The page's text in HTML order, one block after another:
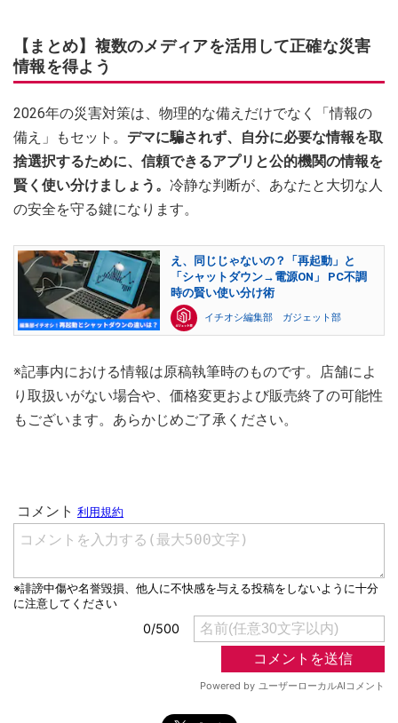
【まとめ】複数のメディアを活用して正確な災害
情報を得よう
2026年の災害対策は、物理的な備えだけでなく「情報の
備え」もセット。 デマに騙されず、自分に必要な情報を取
捨選択するために、信頼できるアプリと公的機関の情報を
賢く使い分けましょう。 冷静な判断が、あなたと大切な人
の安全を守る鍵になります。
え、同じじゃないの？「再起動」と
「シャットダウン→電源ON」 PC不調
時の賢い使い分け術
イチオシ編集部 ガジェット部
※記事内における情報は原稿執筆時のものです。店舗によ
り取扱いがない場合や、価格変更および販売終了の可能性
もございます。あらかじめご了承ください。